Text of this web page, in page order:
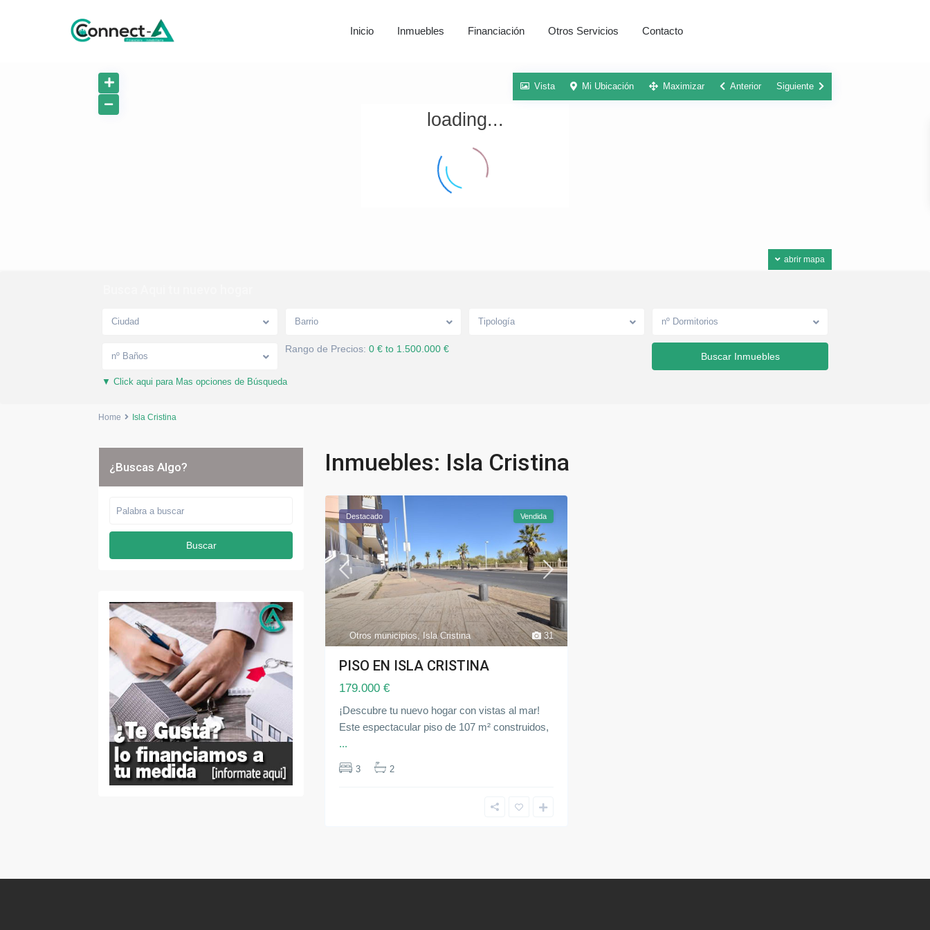
Inicio Inmuebles Financiación Otros Servicios Contacto
loading...
abrir mapa
Vista Mi Ubicación Maximizar Anterior Siguiente
Ciudad Barrio Tipología nº Dormitorios
nº Baños
Rango de Precios: 0 € to 1.500.000 €
▼ Click aqui para Mas opciones de Búsqueda
Home Isla Cristina
Inmuebles: Isla Cristina
31
Otros municipios, Isla Cristina
Destacado Vendida
PISO EN ISLA CRISTINA
179.000 €
¡Descubre tu nuevo hogar con vistas al mar!
Este espectacular piso de 107 m² construidos,
...
3 2
¿Buscas Algo?
Buscar